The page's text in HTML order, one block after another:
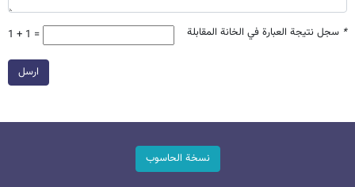
* سجل نتيجة العبارة في الخانة المقابلة 1 + 1 =
ارسل
نسخة الحاسوب